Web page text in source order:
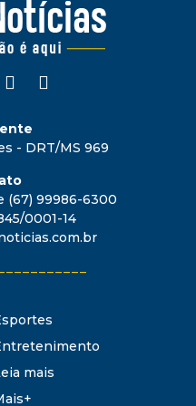
- DRT/MS 969
(67) 99986-6300
0001-14
mais